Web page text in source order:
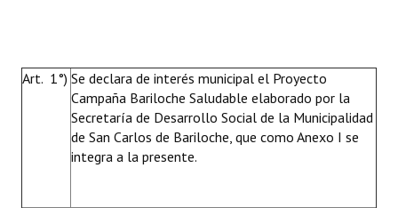
Art. 1°) Se declara de interés municipal el Proyecto
Campaña Bariloche Saludable elaborado por la
Secretaría de Desarrollo Social de la Municipalidad
de San Carlos de Bariloche, que como Anexo I se
integra a la presente.